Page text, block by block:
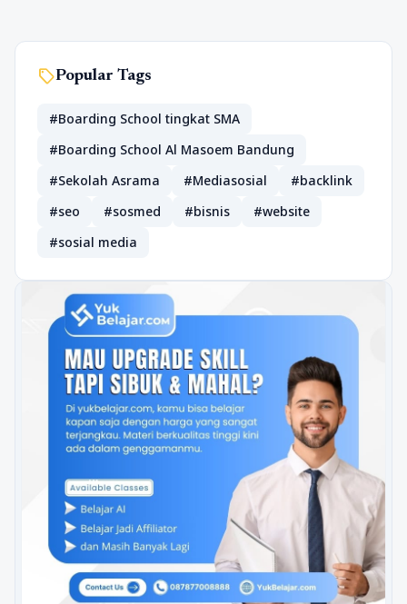
sellPopular Tags
#Boarding School tingkat SMA
#Boarding School Al Masoem Bandung
#Sekolah Asrama
#Mediasosial
#backlink
#seo
#sosmed #bisnis
#website
#sosial media